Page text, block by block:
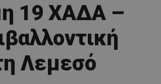
19 ΧΑΔΑ –
Λεμεσό